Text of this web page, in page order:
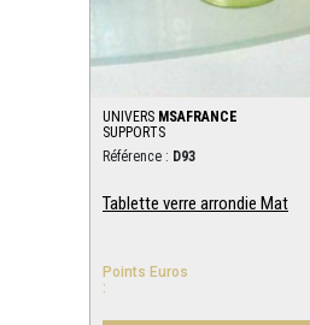
UNIVERS MSAFRANCE
SUPPORTS
Référence : D93
Tablette verre arrondie Mat
Points Euros
: